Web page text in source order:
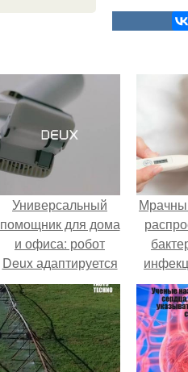
Универсальный
помощник для дома
и офиса: робот
Deux адаптируется
к разным задачам.